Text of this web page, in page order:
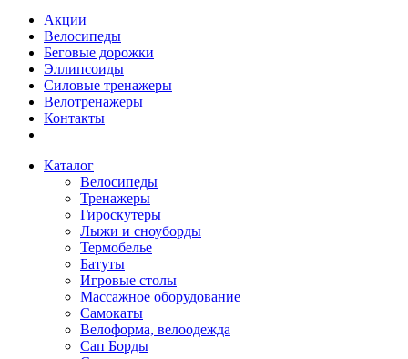
Акции
Велосипеды
Беговые дорожки
Эллипсоиды
Силовые тренажеры
Велотренажеры
Контакты
Каталог
Велосипеды
Тренажеры
Гироскутеры
Лыжи и сноуборды
Термобелье
Батуты
Игровые столы
Массажное оборудование
Самокаты
Велоформа, велоодежда
Сап Борды